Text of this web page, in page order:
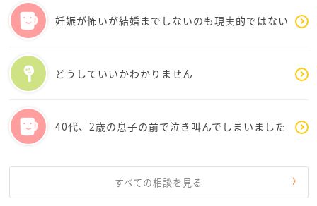
ゃなく逆に後悔に繋がる可能性があると私は思いま
す。40代とのプロフィールにありますので、もし妊活
をこれからとなると、年齢的にの話にもなりますし、
また内診も必ず必要になるので、KOKOさんが信頼で
きる婦人科の先生を見つけられたらと思います。当た
り前ですが、妊娠出産について1番よく分かってます
し。KOKOさんの気持ちや考えにも理解をしてもらえ
る先生だと良いですね。私の婦人科の主治医は、内診
が…と言う人もたくさんいますが、そこを乗り越えれ
いました。子宮がんなどの検査もこれからするかもし
れないので、女性の健康を考える上でも、婦人科の先
妊娠が怖いが結婚までしないのも現実的ではない
どうしていいかわかりません
40代、2歳の息子の前で泣き叫んでしまいました
すべての相談を見る